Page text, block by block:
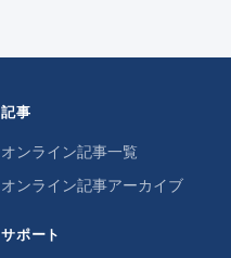
記事
オンライン記事一覧
オンライン記事アーカイブ
サポート